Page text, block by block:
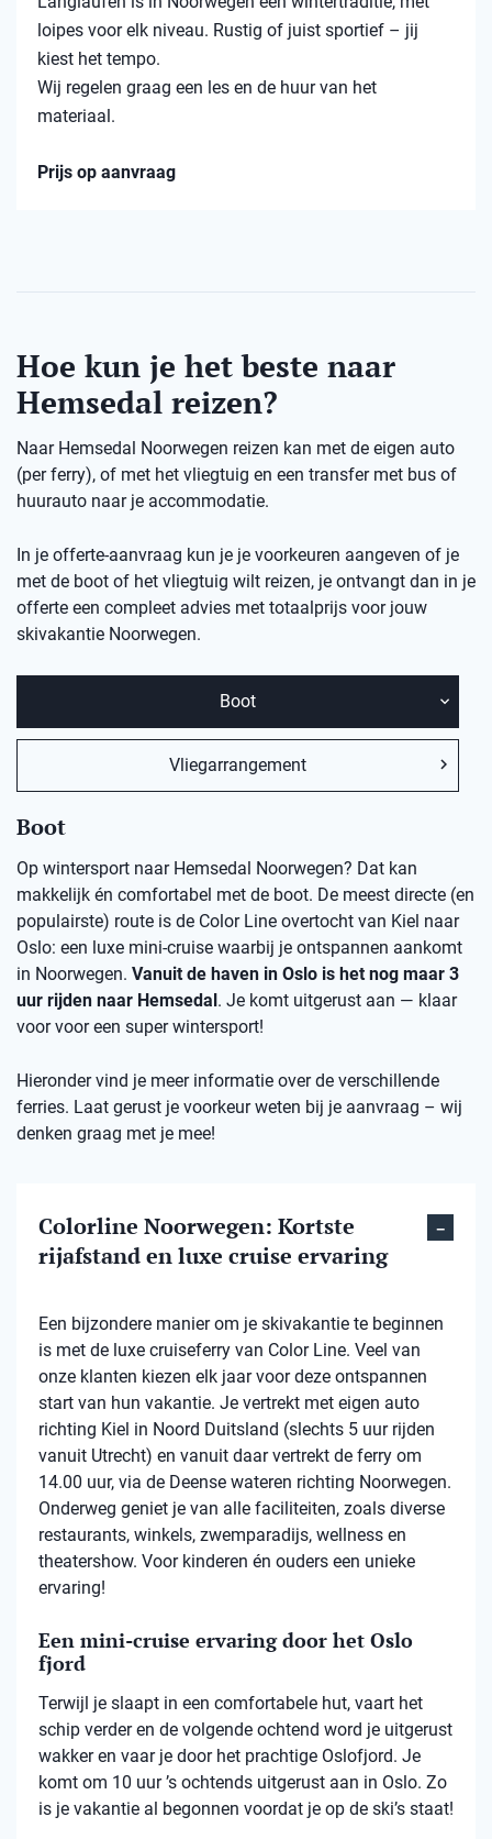
loipes voor elk niveau. Rustig of juist sportief – jij
kiest het tempo.
Wij regelen graag een les en de huur van het
materiaal.
Prijs op aanvraag
Hoe kun je het beste naar
Hemsedal reizen?
Naar Hemsedal Noorwegen reizen kan met de eigen auto
(per ferry), of met het vliegtuig en een transfer met bus of
huurauto naar je accommodatie.
In je offerte-aanvraag kun je je voorkeuren aangeven of je
met de boot of het vliegtuig wilt reizen, je ontvangt dan in je
offerte een compleet advies met totaalprijs voor jouw
skivakantie Noorwegen.
Boot
Vliegarrangement
Boot
Op wintersport naar Hemsedal Noorwegen? Dat kan
makkelijk én comfortabel met de boot. De meest directe (en
populairste) route is de Color Line overtocht van Kiel naar
Oslo: een luxe mini-cruise waarbij je ontspannen aankomt
in Noorwegen. Vanuit de haven in Oslo is het nog maar 3
uur rijden naar Hemsedal. Je komt uitgerust aan — klaar
voor voor een super wintersport!
Hieronder vind je meer informatie over de verschillende
ferries. Laat gerust je voorkeur weten bij je aanvraag – wij
denken graag met je mee!
Colorline Noorwegen: Kortste
rijafstand en luxe cruise ervaring
Een bijzondere manier om je skivakantie te beginnen
is met de luxe cruiseferry van Color Line. Veel van
onze klanten kiezen elk jaar voor deze ontspannen
start van hun vakantie. Je vertrekt met eigen auto
richting Kiel in Noord Duitsland (slechts 5 uur rijden
vanuit Utrecht) en vanuit daar vertrekt de ferry om
14.00 uur, via de Deense wateren richting Noorwegen.
Onderweg geniet je van alle faciliteiten, zoals diverse
restaurants, winkels, zwemparadijs, wellness en
theatershow. Voor kinderen én ouders een unieke
ervaring!
Een mini-cruise ervaring door het Oslo
fjord
Terwijl je slaapt in een comfortabele hut, vaart het
schip verder en de volgende ochtend word je uitgerust
wakker en vaar je door het prachtige Oslofjord. Je
komt om 10 uur ’s ochtends uitgerust aan in Oslo. Zo
is je vakantie al begonnen voordat je op de ski’s staat!